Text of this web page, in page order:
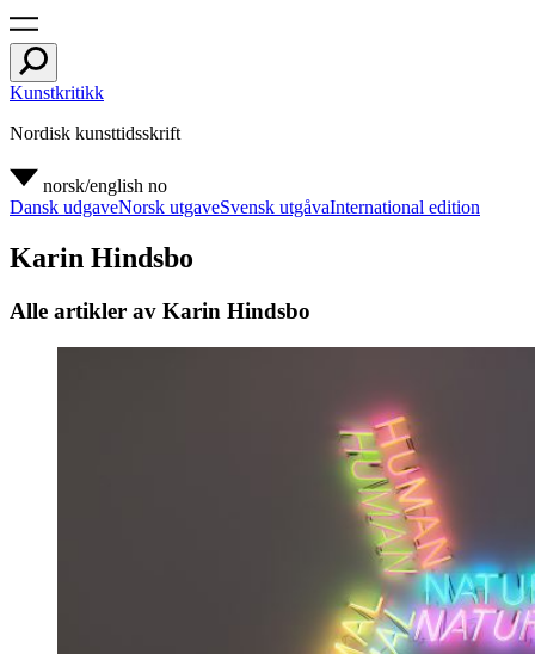
Kunstkritikk
Nordisk kunsttidsskrift
norsk/english no
Dansk udgaveNorsk utgaveSvensk utgåvaInternational edition
Karin Hindsbo
Alle artikler av Karin Hindsbo